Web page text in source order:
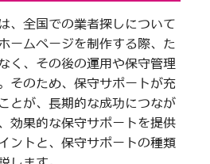
、全国での業者探しについて
ームページを制作する際、た
く、その後の運用や保守管理
そのため、保守サポートが充
とが、長期的な成功につなが
効果的な保守サポートを提供
ントと、保守サポートの種類